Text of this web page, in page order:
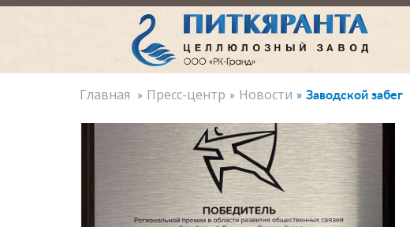
Главная Пресс-центр Новости Заводской забег